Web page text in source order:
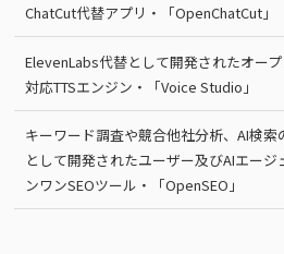
ChatCut代替アプリ・「OpenChatCut」
ElevenLabs代替として開発されたオー
対応TTSエンジン・「Voice Studio」
キーワード調査や競合他社分析、AI検
として開発されたユーザー及びAIエー
ンワンSEOツール・「OpenSEO」